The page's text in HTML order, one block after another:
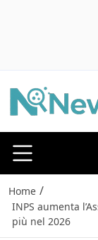
Home /
INPS aumenta
più nel 2026